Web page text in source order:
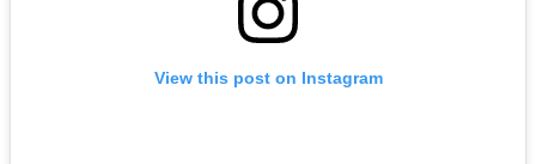
View this post on Instagram